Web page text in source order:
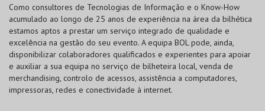
Como consultores de Tecnologias de Informação e o Know-How
acumulado ao longo de 25 anos de experiência na área da bilhética
estamos aptos a prestar um serviço integrado de qualidade e
excelência na gestão do seu evento. A equipa BOL pode, ainda,
disponibilizar colaboradores qualificados e experientes para apoiar
e auxiliar a sua equipa no serviço de bilheteira local, venda de
merchandising, controlo de acessos, assistência a computadores,
impressoras, redes e conectividade à internet.